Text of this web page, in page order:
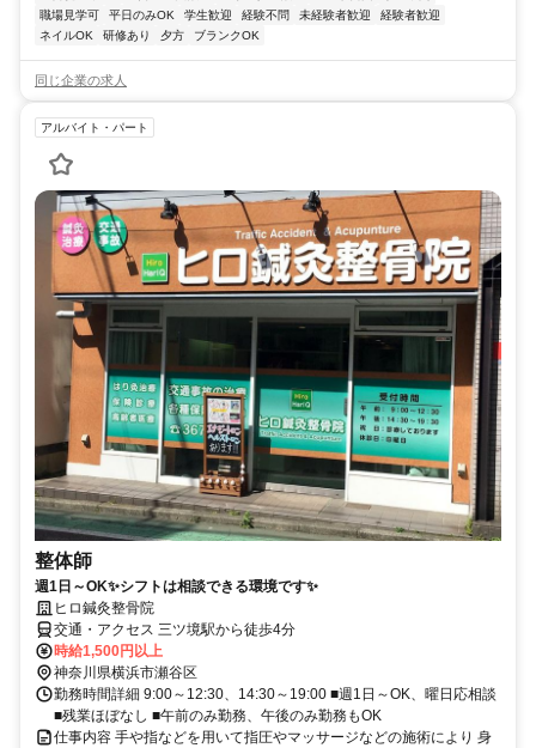
職場見学可
平日のみOK 学生歓迎 経験不問 未経験者歓迎
経験者歓迎
ネイルOK
研修あり 夕方 ブランクOK
同じ企業の求人
アルバイト・パート
整体師
週1日～OK✨シフトは相談できる環境です✨
ヒロ鍼灸整骨院
交通・アクセス 三ツ境駅から徒歩4分
時給1,500円以上
神奈川県横浜市瀬谷区
勤務時間詳細 9:00～12:30、14:30～19:00 ■週1日～OK、曜日応相談
■残業ほぼなし ■午前のみ勤務、午後のみ勤務もOK
仕事内容 手や指などを用いて指圧やマッサージなどの施術により 身